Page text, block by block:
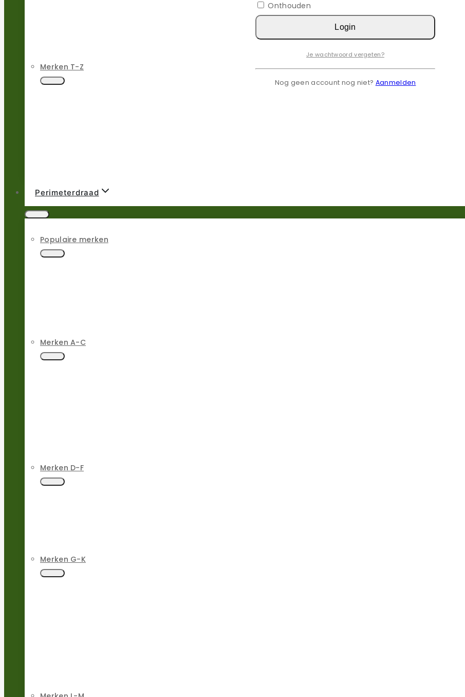
Merken T-Z
Perimeterdraad
Populaire merken
Merken A-C
Merken D-F
Merken G-K
Onthouden
Login
Je wachtwoord vergeten?
Nog geen account nog niet? Aanmelden